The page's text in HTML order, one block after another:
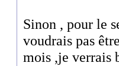
Sinon , pour le
voudrais pas
mois ,je verrais